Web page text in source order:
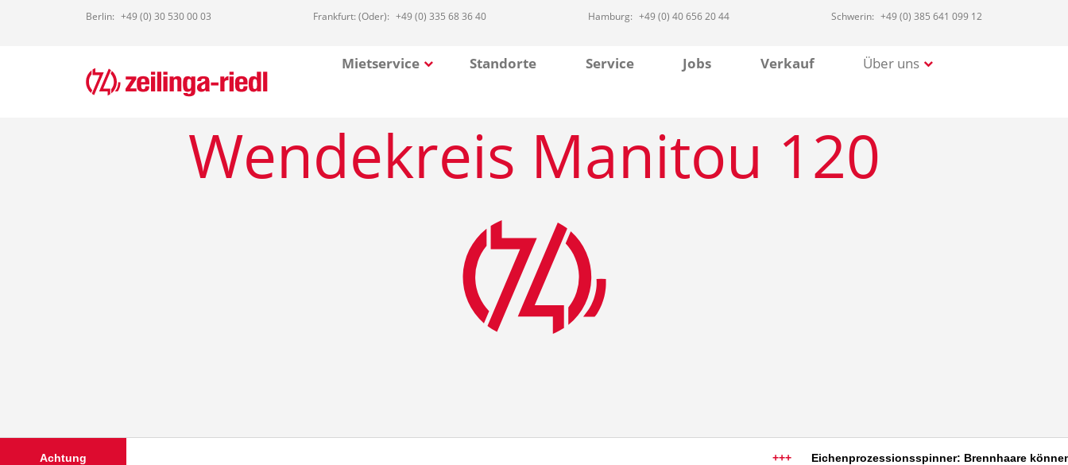
Berlin: +49 (0) 30 530 00 03 Frankfurt: (Oder): +49 (0) 335 68 36 40 Hamburg: +49 (0) 40 656 20 44 Schwerin: +49 (0) 385 641 099 12
Mietservice Standorte Service Jobs Verkauf Über uns
Wendekreis Manitou 120
+++ Eichenprozessionsspinner: Brennhaare
Achtung